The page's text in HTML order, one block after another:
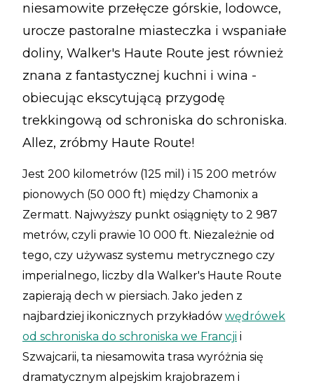
niesamowite przełęcze górskie, lodowce,
urocze pastoralne miasteczka i wspaniałe
doliny, Walker's Haute Route jest również
znana z fantastycznej kuchni i wina -
obiecując ekscytującą przygodę
trekkingową od schroniska do schroniska.
Allez, zróbmy Haute Route!
Jest 200 kilometrów (125 mil) i 15 200 metrów
pionowych (50 000 ft) między Chamonix a
Zermatt. Najwyższy punkt osiągnięty to 2 987
metrów, czyli prawie 10 000 ft. Niezależnie od
tego, czy używasz systemu metrycznego czy
imperialnego, liczby dla Walker's Haute Route
zapierają dech w piersiach. Jako jeden z
najbardziej ikonicznych przykładów wędrówek
od schroniska do schroniska we Francji i
Szwajcarii, ta niesamowita trasa wyróżnia się
dramatycznym alpejskim krajobrazem i